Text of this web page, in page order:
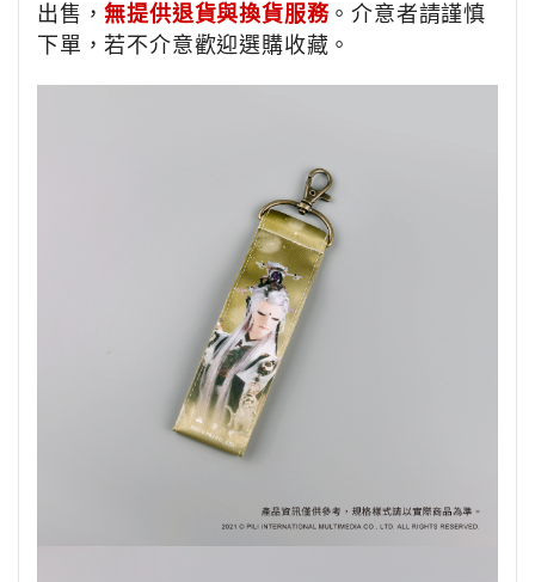
出售，無提供退貨與換貨服務。介意者請謹慎
下單，若不介意歡迎選購收藏。